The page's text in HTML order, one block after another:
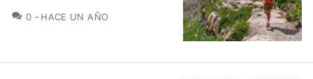
0 COMENTARIOS
HACE UN AÑO